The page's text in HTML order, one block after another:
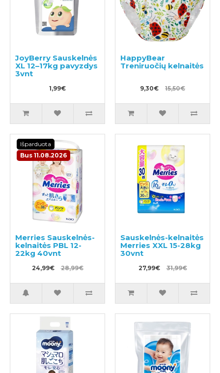
JoyBerry Sauskelnės
XL 12–17kg pavyzdys
3vnt
1,99€
HappyBear
Treniruočių kelnaitės
9,30€ 15,50€
Išparduota
Bus 11.08.2026
Merries Sauskelnės-
kelnaitės PBL 12-
22kg 40vnt
24,99€ 28,99€
Sauskelnės-kelnaitės
Merries XXL 15-28kg
30vnt
27,99€ 31,99€